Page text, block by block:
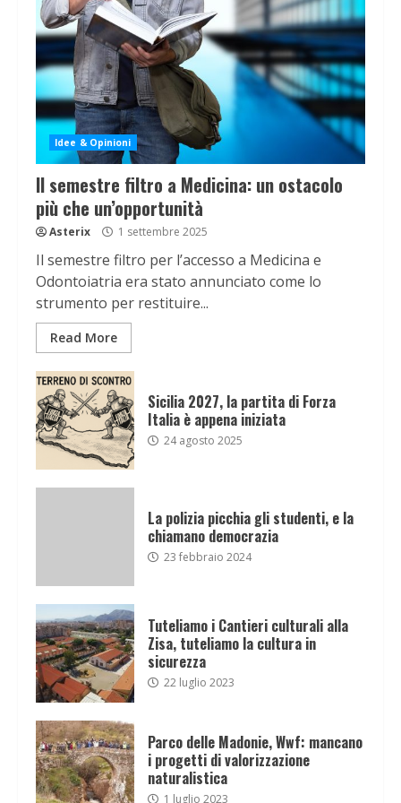
Idee & Opinioni
Il semestre filtro a Medicina: un ostacolo
più che un’opportunità
Asterix 1 settembre 2025
Il semestre filtro per l’accesso a Medicina e
Odontoiatria era stato annunciato come lo
strumento per restituire...
Read More
Sicilia 2027, la partita di Forza
Italia è appena iniziata
24 agosto 2025
La polizia picchia gli studenti, e la
chiamano democrazia
23 febbraio 2024
Tuteliamo i Cantieri culturali alla
Zisa, tuteliamo la cultura in
sicurezza
22 luglio 2023
Parco delle Madonie, Wwf: mancano
i progetti di valorizzazione
naturalistica
1 luglio 2023